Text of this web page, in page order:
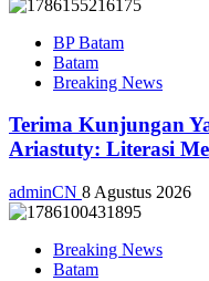
BP Batam
Batam
Breaking News
Terima Kunjungan
Ariastuty: Literasi
adminCN 8 Agustus 2026
Breaking News
Batam